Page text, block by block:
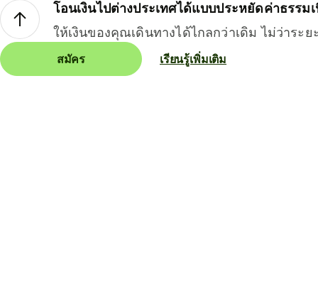
โอนเงินไปต่างประเทศได้แบบประหยัดค่าธรรม
ให้เงินของคุณเดินทางได้ไกลกว่าเดิม ไม่ว่าระย
สมัคร เรียนรู้เพิ่มเติม